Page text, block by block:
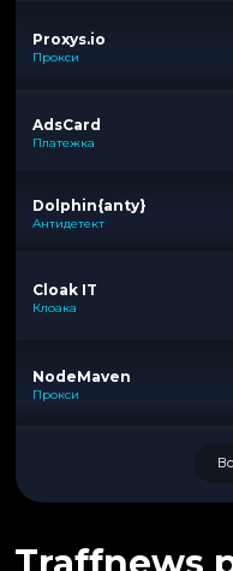
Proxys.io
Прокси
AdsCard
Платежка
Dolphin{anty}
Антидетект
Cloak IT
Клоака
NodeMaven
Прокси